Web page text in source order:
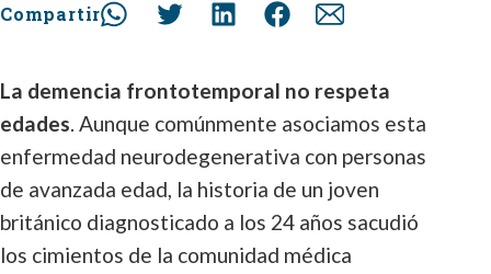
Compartir
La demencia frontotemporal no respeta
edades. Aunque comúnmente asociamos esta
enfermedad neurodegenerativa con personas
de avanzada edad, la historia de un joven
británico diagnosticado a los 24 años sacudió
los cimientos de la comunidad médica